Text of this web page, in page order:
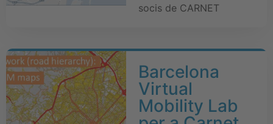
socis de CARNET
Barcelona
Virtual
Mobility Lab